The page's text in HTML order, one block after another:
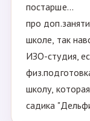
постарше...
про
школе, так
ИЗО-студия,
школу,
садика